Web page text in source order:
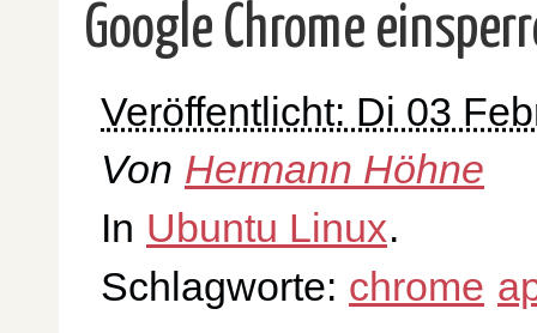
Google Chrome
Veröffentlicht: Di 03
Von Hermann Höhne
In Ubuntu Linux.
Schlagworte: chrome